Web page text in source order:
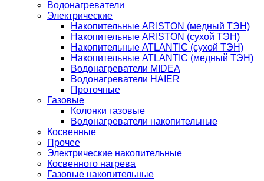
Водонагреватели
Электрические
Накопительные ARISTON (медный ТЭН)
Накопительные ARISTON (сухой ТЭН)
Накопительные ATLANTIC (сухой ТЭН)
Накопительные ATLANTIC (медный ТЭН)
Водонагреватели MIDEA
Водонагреватели HAIER
Проточные
Газовые
Колонки газовые
Водонагреватели накопительные
Косвенные
Прочее
Электрические накопительные
Косвенного нагрева
Газовые накопительные